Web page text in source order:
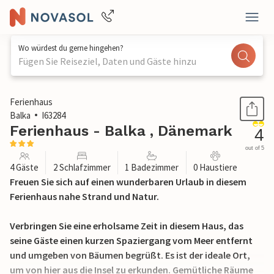
Wo würdest du gerne hingehen?
Fügen Sie Reiseziel, Daten und Gäste hinzu
1 / 21
Ferienhaus
Balka
I63284
Ferienhaus - Balka , Dänemark 4
out of 5
4 Gäste 2 Schlafzimmer 1 Badezimmer 0 Haustiere
Freuen Sie sich auf einen wunderbaren Urlaub in diesem
Ferienhaus nahe Strand und Natur.
Verbringen Sie eine erholsame Zeit in diesem Haus, das
seine Gäste einen kurzen Spaziergang vom Meer entfernt
und umgeben von Bäumen begrüßt. Es ist der ideale Ort,
um von hier aus die Insel zu erkunden. Gemütliche Räume